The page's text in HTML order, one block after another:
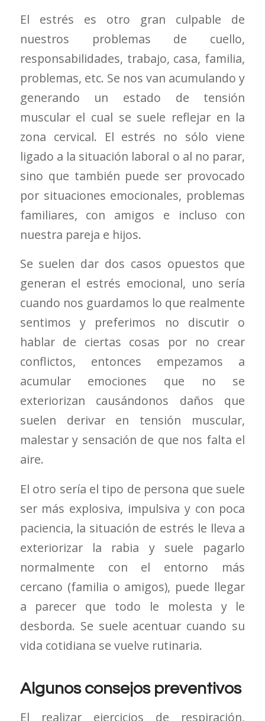
El estrés es otro gran culpable de
nuestros problemas de cuello,
responsabilidades, trabajo, casa, familia,
problemas, etc. Se nos van acumulando y
generando un estado de tensión
muscular el cual se suele reflejar en la
zona cervical. El estrés no sólo viene
ligado a la situación laboral o al no parar,
sino que también puede ser provocado
por situaciones emocionales, problemas
familiares, con amigos e incluso con
nuestra pareja e hijos.
Se suelen dar dos casos opuestos que
generan el estrés emocional, uno sería
cuando nos guardamos lo que realmente
sentimos y preferimos no discutir o
hablar de ciertas cosas por no crear
conflictos, entonces empezamos a
acumular emociones que no se
exteriorizan causándonos daños que
suelen derivar en tensión muscular,
malestar y sensación de que nos falta el
aire.
El otro sería el tipo de persona que suele
ser más explosiva, impulsiva y con poca
paciencia, la situación de estrés le lleva a
exteriorizar la rabia y suele pagarlo
normalmente con el entorno más
cercano (familia o amigos), puede llegar
a parecer que todo le molesta y le
desborda. Se suele acentuar cuando su
vida cotidiana se vuelve rutinaria.
Algunos consejos preventivos
El realizar ejercicios de respiración,